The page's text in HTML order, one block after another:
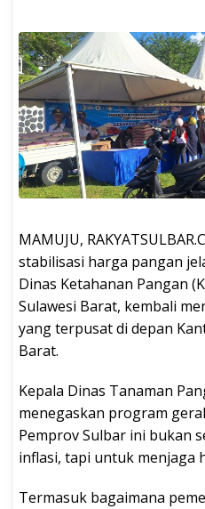
MAMUJU,
stabilisasi harga pangan
Dinas Ketahanan Pangan
Sulawesi Barat, kembali
yang terpusat di depan
Barat.
Kepala Dinas Tanaman
menegaskan program
Pemprov Sulbar ini bukan
inflasi, tapi untuk menjaga
Termasuk bagaimana